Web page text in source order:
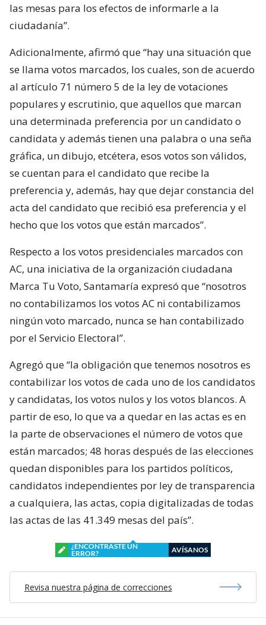
las mesas para los efectos de informarle a la
ciudadanía”.
Adicionalmente, afirmó que “hay una situación que
se llama votos marcados, los cuales, son de acuerdo
al artículo 71 número 5 de la ley de votaciones
populares y escrutinio, que aquellos que marcan
una determinada preferencia por un candidato o
candidata y además tienen una palabra o una seña
gráfica, un dibujo, etcétera, esos votos son válidos,
se cuentan para el candidato que recibe la
preferencia y, además, hay que dejar constancia del
acta del candidato que recibió esa preferencia y el
hecho que los votos que están marcados”.
Respecto a los votos presidenciales marcados con
AC, una iniciativa de la organización ciudadana
Marca Tu Voto, Santamaría expresó que “nosotros
no contabilizamos los votos AC ni contabilizamos
ningún voto marcado, nunca se han contabilizado
por el Servicio Electoral”.
Agregó que “la obligación que tenemos nosotros es
contabilizar los votos de cada uno de los candidatos
y candidatas, los votos nulos y los votos blancos. A
partir de eso, lo que va a quedar en las actas es en
la parte de observaciones el número de votos que
están marcados; 48 horas después de las elecciones
quedan disponibles para los partidos políticos,
candidatos independientes por ley de transparencia
a cualquiera, las actas, copia digitalizadas de todas
las actas de las 41.349 mesas del país”.
¿ENCONTRASTE UN
ERROR?
AVÍSANOS
Revisa nuestra página de correcciones